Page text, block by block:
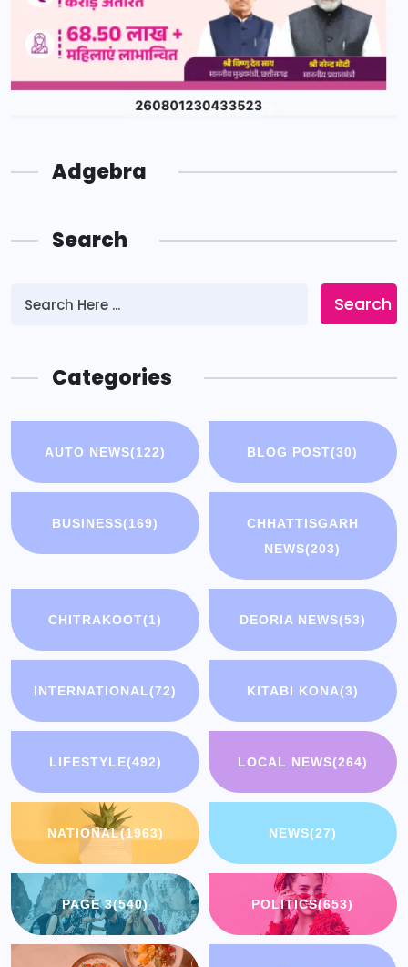
Adgebra
Search
Search
Categories
AUTO NEWS(122) BLOG POST(30)
BUSINESS(169)
CHHATTISGARH
NEWS(203)
CHITRAKOOT(1) DEORIA NEWS(53)
INTERNATIONAL(72) KITABI KONA(3)
LIFESTYLE(492) LOCAL NEWS(264)
NATIONAL(1963) NEWS(27)
PAGE 3(540) POLITICS(653)